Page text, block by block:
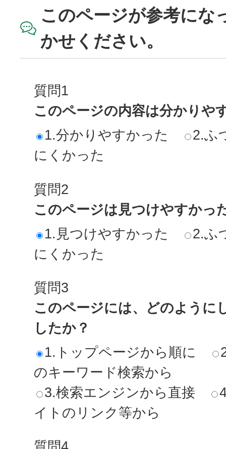
このページが参考にな
かせください。
質問1
このページの内容は分かりや
1.分かりやすかった
2.ふ
にくかった
質問2
このページは見つけやすかっ
1.見つけやすかった
2.ふ
にくかった
質問3
このページには、どのように
したか？
1.トップページから順に
のキーワード検索から
3.検索エンジンから直接
イトのリンク等から